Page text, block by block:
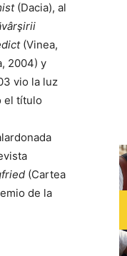
(Dacia), al
(Vinea,
2004) y
vio la luz
el título
(Cartea
de la